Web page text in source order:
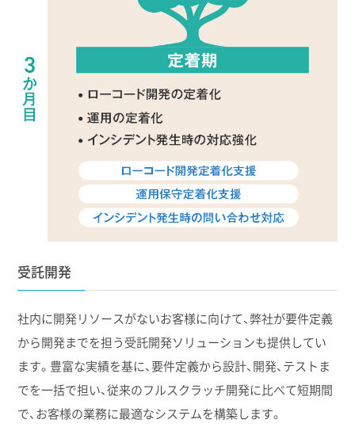
受託開発
社内に開発リソースがないお客様に向けて、弊社が要件定義
から開発までを担う受託開発ソリューションも提供してい
ます。豊富な実績を基に、要件定義から設計、開発、テストま
でを一括で担い、従来のフルスクラッチ開発に比べて短期間
で、お客様の業務に最適なシステムを構築します。